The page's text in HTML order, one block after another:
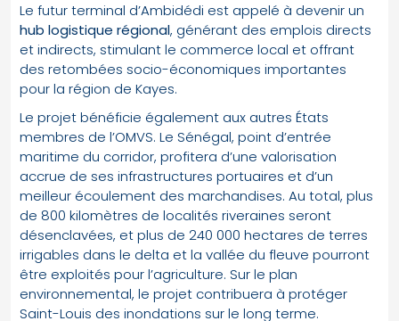
Le futur terminal d’Ambidédi est appelé à devenir un
hub logistique régional, générant des emplois directs
et indirects, stimulant le commerce local et offrant
des retombées socio-économiques importantes
pour la région de Kayes.
Le projet bénéficie également aux autres États
membres de l’OMVS. Le Sénégal, point d’entrée
maritime du corridor, profitera d’une valorisation
accrue de ses infrastructures portuaires et d’un
meilleur écoulement des marchandises. Au total, plus
de 800 kilomètres de localités riveraines seront
désenclavées, et plus de 240 000 hectares de terres
irrigables dans le delta et la vallée du fleuve pourront
être exploités pour l’agriculture. Sur le plan
environnemental, le projet contribuera à protéger
Saint-Louis des inondations sur le long terme.